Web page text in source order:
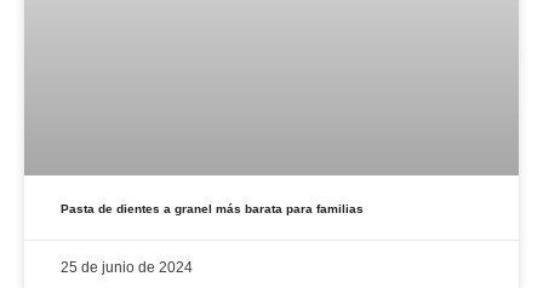
Pasta de dientes a granel más barata para familias
25 de junio de 2024